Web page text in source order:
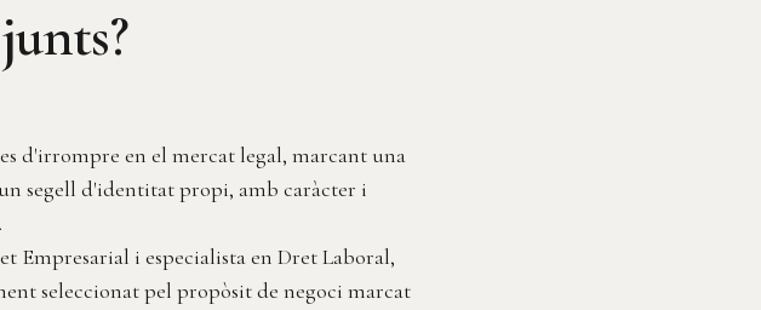
d'irrompre en el mercat legal, marcant una
segell d'identitat propi, amb caràcter i
Empresarial i especialista en Dret Laboral,
seleccionat pel propòsit de negoci marcat